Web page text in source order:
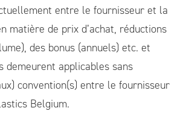
entre le fournisseur et la
matière de prix d’achat, réductions
des bonus (annuels) etc. et
demeurent applicables sans
convention(s) entre le fournisseur
Belgium.